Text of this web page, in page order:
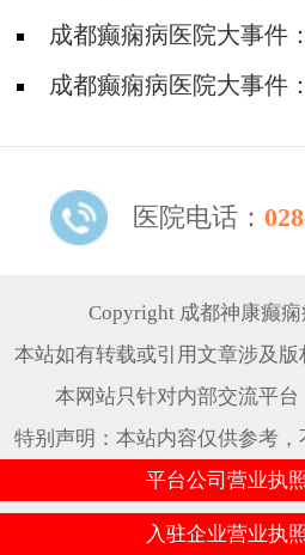
进威远县
日，降低因癫痫病致残发
治越早越好
成都癫痫病医院大事件
高德亦高】癫痫学子高考
成都癫痫病医院大事件
受控制的癫痫》
医院电话：
Copyright 成都神康癫
本站如有转载或引用文章涉及
本网站只针对内部交流平台
特别声明：本站内容仅供参考，
平台公司营业执
入驻企业营业执